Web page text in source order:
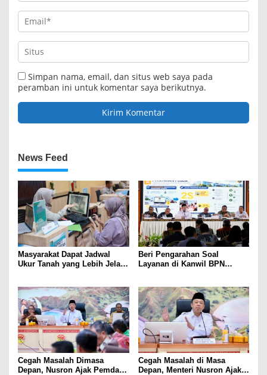
Simpan nama, email, dan situs web saya pada
peramban ini untuk komentar saya berikutnya.
News Feed
Masyarakat Dapat Jadwal
Ukur Tanah yang Lebih Jelas
Beri Pengarahan Soal
Layanan di Kanwil BPN
Pandang Masyarakat
Cegah Masalah Dimasa
Depan, Nusron Ajak Pemda
Cegah Masalah di Masa
Depan, Menteri Nusron Ajak